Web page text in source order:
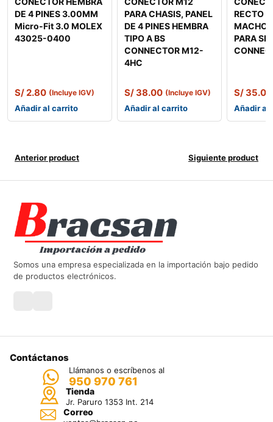
DE 4 PINES 3.00MM
Micro-Fit 3.0 MOLEX
43025-0400
S/2.80 (Incluye IGV)
Añadir al carrito
PARA CHASIS, PANEL
DE 4 PINES HEMBRA
TIPO A BS
CONNECTOR M12-
4HC
S/38.00 (Incluye IGV)
Añadir al carrito
RECTO
MACHO
PARA
S/35.00
Añadir al
Anterior product Siguiente product
Somos una empresa especializada en la importación bajo pedido
de productos electrónicos.
Contáctanos
Llámanos o escríbenos al
950 970 761
Tienda
Jr. Paruro 1353 Int. 214
Correo